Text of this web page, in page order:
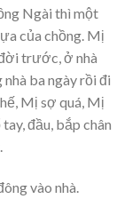
Ngài thì một
của chồng. Mị
trước, ở nhà
ba ngày rồi đi
Mị sợ quá, Mị
đầu, bắp chân
vào nhà.